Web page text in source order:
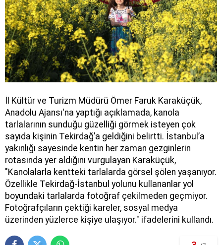
İl Kültür ve Turizm Müdürü Ömer Faruk Karaküçük,
Anadolu Ajansı'na yaptığı açıklamada, kanola
tarlalarının sunduğu güzelliği görmek isteyen çok
sayıda kişinin Tekirdağ’a geldiğini belirtti. İstanbul’a
yakınlığı sayesinde kentin her zaman gezginlerin
rotasında yer aldığını vurgulayan Karaküçük,
"Kanolalarla kentteki tarlalarda görsel şölen yaşanıyor.
Özellikle Tekirdağ-İstanbul yolunu kullananlar yol
boyundaki tarlalarda fotoğraf çekilmeden geçmiyor.
Fotoğrafçıların çektiği kareler, sosyal medya
üzerinden yüzlerce kişiye ulaşıyor." ifadelerini kullandı.